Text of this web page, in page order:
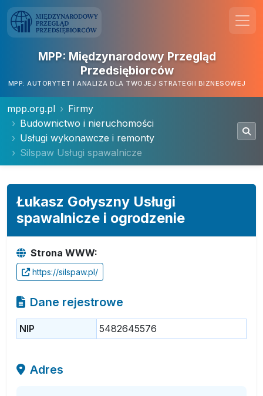
MPP: Międzynarodowy Przegląd
Przedsiębiorców
MPP: AUTORYTET I ANALIZA DLA TWOJEJ STRATEGII BIZNESOWEJ
mpp.org.pl
Firmy
Budownictwo i nieruchomości
Usługi wykonawcze i remonty
Silspaw Usługi spawalnicze
Łukasz Gołyszny Usługi
spawalnicze i ogrodzenie
Strona WWW:
https://silspaw.pl/
Dane rejestrowe
NIP 5482645576
Adres